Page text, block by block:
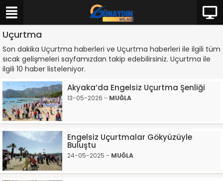
Uçurtma
Son dakika Uçurtma haberleri ve Uçurtma haberleri ile ilgili tüm
sıcak gelişmeleri sayfamızdan takip edebilirsiniz. Uçurtma ile
ilgili 10 haber listeleniyor.
Akyaka’da Engelsiz Uçurtma Şenliği
13-05-2026 - MUĞLA
Engelsiz Uçurtmalar Gökyüzüyle
Buluştu
24-05-2025 - MUĞLA